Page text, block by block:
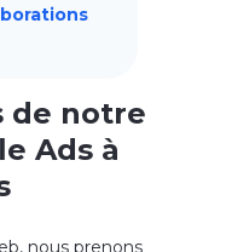
de notre
Ads à
nous prenons